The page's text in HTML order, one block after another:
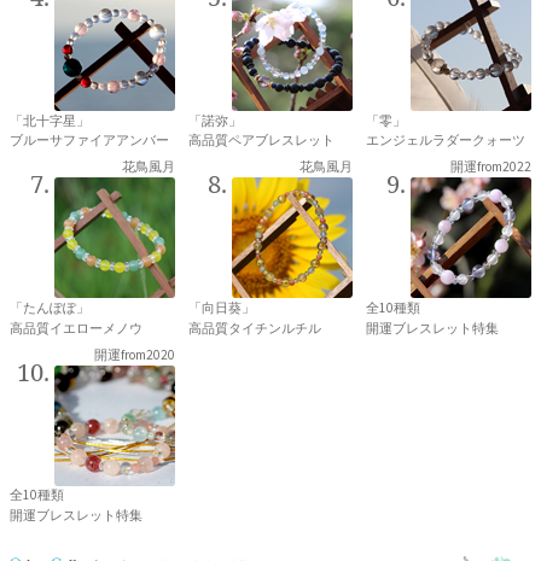
「北十字星」
ブルーサファイアアンバー
「諾弥」
高品質ペアブレスレット
「零」
エンジェルラダークォーツ
花鳥風月
「たんぽぽ」
高品質イエローメノウ
花鳥風月
「向日葵」
高品質タイチンルチル
開運from2022
全10種類
開運ブレスレット特集
開運from2020
全10種類
開運ブレスレット特集